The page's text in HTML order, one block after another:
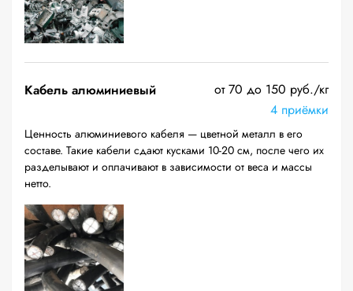
Кабель алюминиевый
от 70 до 150 руб./кг
4 приёмки
Ценность алюминиевого кабеля — цветной металл в его
составе. Такие кабели сдают кусками 10-20 см, после чего их
разделывают и оплачивают в зависимости от веса и массы
нетто.